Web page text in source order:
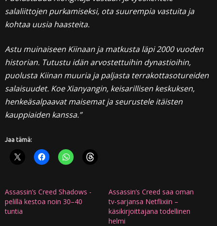
salaliittojen purkamiseksi, ota suurempia vastuita ja
kohtaa uusia haasteita.
Astu muinaiseen Kiinaan ja matkusta läpi 2000 vuoden
historian. Tutustu idän arvostettuihin dynastioihin,
puolusta Kiinan muuria ja paljasta terrakottasotureiden
salaisuudet. Koe Xianyangin, keisarillisen keskuksen,
henkeäsalpaavat maisemat ja seurustele itäisten
kauppiaiden kanssa.”
Jaa tämä:
Assassin’s Creed Shadows -
pelillä kestoa noin 30–40
tuntia
Assassin’s Creed saa oman
tv-sarjansa Netflixiin –
käsikirjoittajana todellinen
helmi